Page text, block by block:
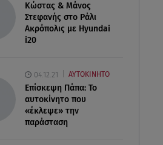
Κώστας & Μάνος
Στεφανής στο Ράλι
Ακρόπολις με Hyundai
i20
04.12.21 ΑΥΤΟΚΙΝΗΤΟ
Επίσκεψη Πάπα: Το
αυτοκίνητο που
«έκλεψε» την
παράσταση